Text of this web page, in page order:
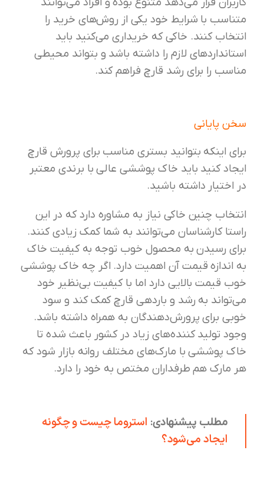
متناسب با شرایط خود یکی از روش‌های خرید را
انتخاب کنند‌. خاکی که خریداری می‌کنید باید
استانداردهای لازم را داشته باشد و بتواند محیطی
مناسب را برای رشد قارچ فراهم کند.
سخن پایانی
برای اینکه بتوانید بستری مناسب برای پرورش قارچ
ایجاد کنید باید خاک پوششی عالی با برندی معتبر
در اختیار داشته باشید.
انتخاب چنین خاکی نیاز به مشاوره دارد که در این
راستا کارشناسان می‌توانند به شما کمک زیادی کنند.
برای رسیدن به محصول خوب توجه به کیفیت خاک
به اندازه قیمت آن اهمیت دارد. اگر چه خاک پوششی
خوب قیمت بالایی دارد اما با کیفیت بی‌نظیر خود
می‌تواند به رشد و باردهی قارچ کمک کند و سود
خوبی برای پرورش‌دهندگان به همراه داشته باشد.
وجود تولید کننده‌های زیاد در کشور باعث شده تا
خاک پوششی با مارک‌های مختلف روانه بازار شود که
هر مارک هم طرفداران مختص به خود را دارد.
مطلب پیشنهادی: استروما چیست و چگونه
ایجاد می‌شود؟